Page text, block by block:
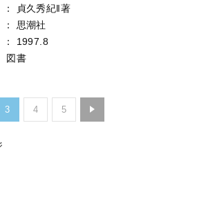
：
貞久秀紀‖著
：
思潮社
：
1997.8
図書
3 4 5